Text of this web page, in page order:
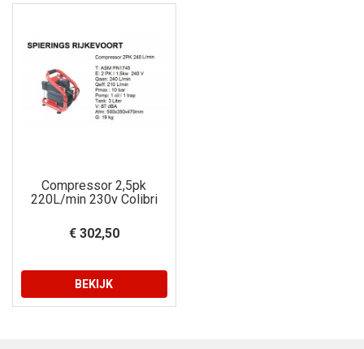
Compressor 2,5pk
220L/min 230v Colibri
€ 302,50
BEKIJK